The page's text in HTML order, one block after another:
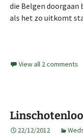
die Belgen doorgaan
als het zo uitkomt
View all 2 comments
22/12/2012